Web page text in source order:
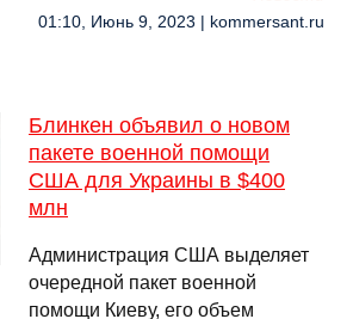
01:10, Июнь 9, 2023 | kommersant.ru
Блинкен объявил о новом
пакете военной помощи
США для Украины в $400
млн
Администрация США выделяет
очередной пакет военной
помощи Киеву, его объем